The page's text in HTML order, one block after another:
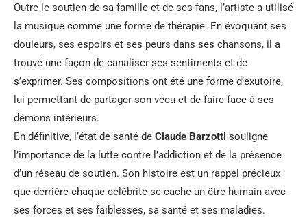
Outre le soutien de sa famille et de ses fans, l’artiste a utilisé
la musique comme une forme de thérapie. En évoquant ses
douleurs, ses espoirs et ses peurs dans ses chansons, il a
trouvé une façon de canaliser ses sentiments et de
s’exprimer. Ses compositions ont été une forme d’exutoire,
lui permettant de partager son vécu et de faire face à ses
démons intérieurs.
En définitive, l’état de santé de Claude Barzotti souligne
l’importance de la lutte contre l’addiction et de la présence
d’un réseau de soutien. Son histoire est un rappel précieux
que derrière chaque célébrité se cache un être humain avec
ses forces et ses faiblesses, sa santé et ses maladies.